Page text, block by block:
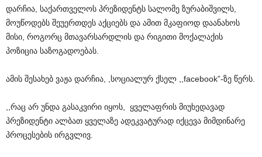
დარჩია საქართველოს პრეზიდენტს სალომე ზურაბიშვილს
მოუწოდებს შეუერთდეს აქციებს და ამით მკაფიოდ დაანახოს
მისი როგორც მთავარსარდლის და რიგითი მოქალაქის
პოზიცია საზოგადოებას
ამის შესახებ ვაჟა დარჩია სოციალურ ქსელ ,,facebook”-ზე წერს
რაც არ უნდა გასაკვირი იყოს ყველაფრის მიუხედავად
პრეზიდენტი ალბათ ყველაზე ადეკვატურად იქცევა მიმდინარე
პროცესების ირგვლივ